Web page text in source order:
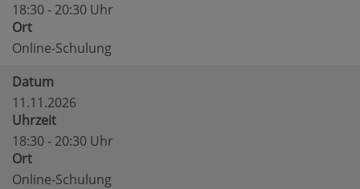
18:30 - 20:30 Uhr
Ort
Online-Schulung
Datum
11.11.2026
Uhrzeit
18:30 - 20:30 Uhr
Ort
Online-Schulung